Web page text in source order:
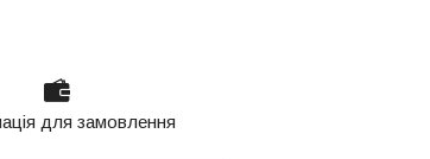
для замовлення